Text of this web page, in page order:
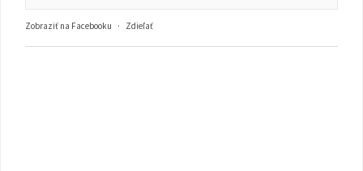
Zobraziť na Facebooku · Zdieľať